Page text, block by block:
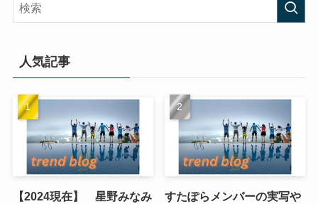
人気記事
【2024現在】 星野みなみ
すたぽらメンバーの実写や